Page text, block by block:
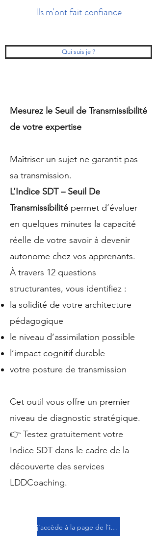
Ils m'ont fait confiance
Qui suis je ?
Mesurez le Seuil de Transmissibilité
de votre expertise
Maîtriser un sujet ne garantit pas
sa transmission.
L’Indice SDT – Seuil De
Transmissibilité permet d’évaluer
en quelques minutes la capacité
réelle de votre savoir à devenir
autonome chez vos apprenants.
À travers 12 questions
structurantes, vous identifiez :
la solidité de votre architecture
pédagogique
le niveau d’assimilation possible
l’impact cognitif durable
votre posture de transmission
Cet outil vous offre un premier
niveau de diagnostic stratégique.
👉 Testez gratuitement votre
Indice SDT dans le cadre de la
découverte des services
LDDCoaching.
j'accède à la page de l'indice SDT et je réalise mon évaluation